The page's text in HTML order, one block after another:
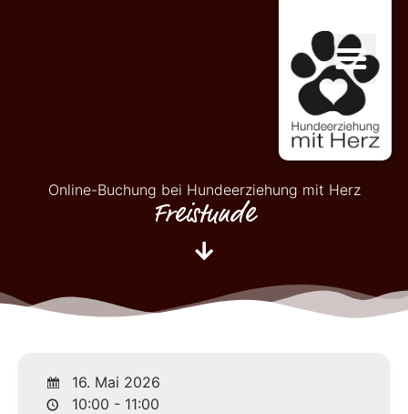
Online-Buchung bei Hundeerziehung mit Herz
Freistunde
16. Mai 2026
10:00 - 11:00